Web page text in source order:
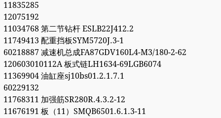
11835285
12075192
11034768 第二节钻杆 ESLB22J412.2
11749413 配重挡板SYM5720J.3-1
60218887 减速机总成FA87GDV160L4-M3/180-2-62
120603010112A 板式链LH1634-69LGB6074
11369904 油缸座sj10bs01.2.1.7.1
60229132
11768311 加强筋SR280R.4.3.2-12
11676191 板（11）SMQB6501.6.1.3-11